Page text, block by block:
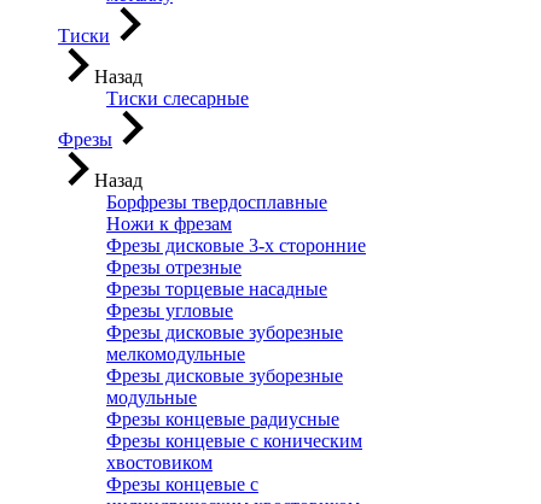
Тиски
Назад
Тиски слесарные
Фрезы
Назад
Борфрезы твердосплавные
Ножи к фрезам
Фрезы дисковые 3-х сторонние
Фрезы отрезные
Фрезы торцевые насадные
Фрезы угловые
Фрезы дисковые зуборезные
мелкомодульные
Фрезы дисковые зуборезные
модульные
Фрезы концевые радиусные
Фрезы концевые с коническим
хвостовиком
Фрезы концевые с